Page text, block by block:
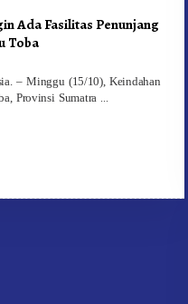
Ada Fasilitas Penunjang
Toba
– Minggu (15/10), Keindahan
Provinsi Sumatra